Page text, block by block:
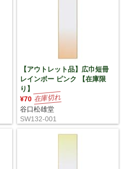
【アウトレット品】広巾短冊
レインボー ピンク 【在庫限
り】
¥70
谷口松雄堂
SW132-001